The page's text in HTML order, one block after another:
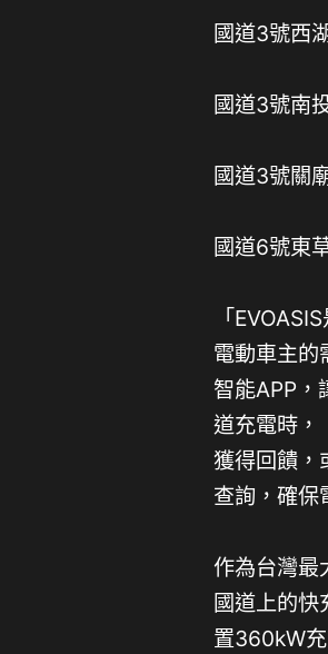
國道3號西
國道3號南
國道3號關
國道6號東
「
電動車主的
智能APP，
道充電時，
獲得回饋，
查詢，確保
作為台灣最
國道上的快
置360kW